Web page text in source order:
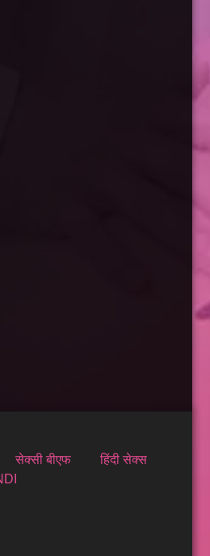
सेक्सी बीएफ
हिंदी सेक्स